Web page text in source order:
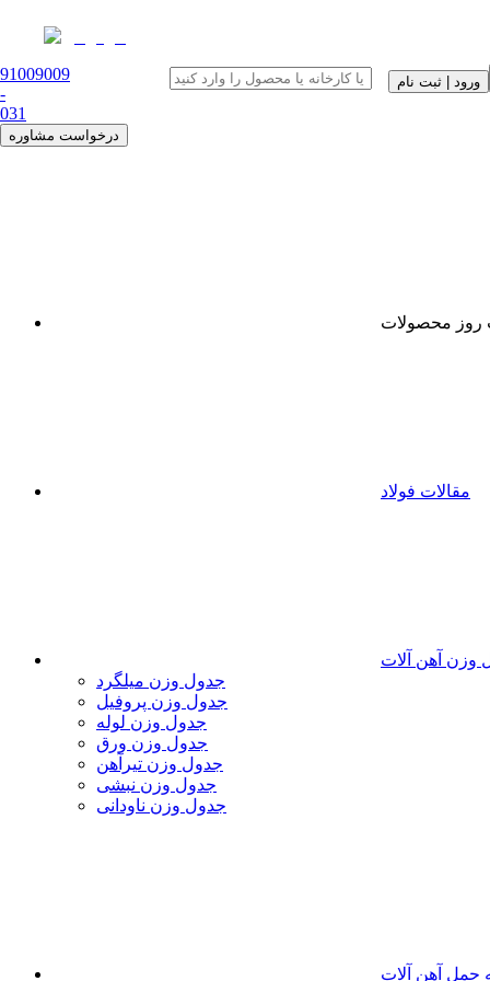
91009009
-
031
درخواست مشاوره
ورود | ثبت نام
روز محصولات
مقالات فولاد
وزن آهن آلات
جدول وزن میلگرد
جدول وزن پروفیل
جدول وزن لوله
جدول وزن ورق
جدول وزن تیرآهن
جدول وزن نبشی
جدول وزن ناودانی
حمل آهن آلات